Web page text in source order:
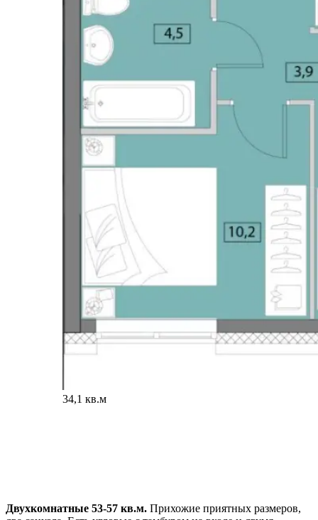
34,1 кв.м
Двухкомнатные 53-57 кв.м. Прихожие приятных размеров,